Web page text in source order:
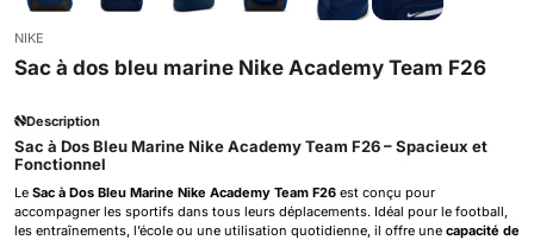
NIKE
Sac à dos bleu marine Nike Academy Team F26
Description
Sac à Dos Bleu Marine Nike Academy Team F26 – Spacieux et
Fonctionnel
Le Sac à Dos Bleu Marine Nike Academy Team F26 est conçu pour
accompagner les sportifs dans tous leurs déplacements. Idéal pour le football,
les entraînements, l’école ou une utilisation quotidienne, il offre une capacité de